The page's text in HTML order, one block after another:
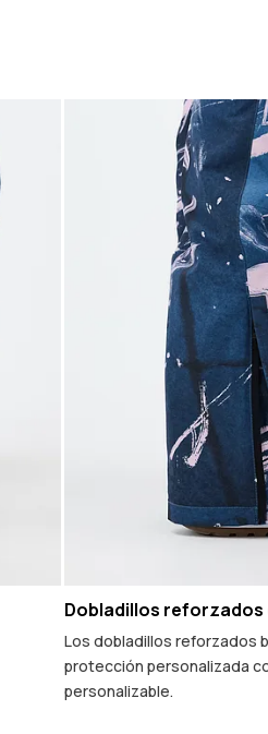
Dobladillos
Los dobladillos reforzados
protección personalizada
personalizable.